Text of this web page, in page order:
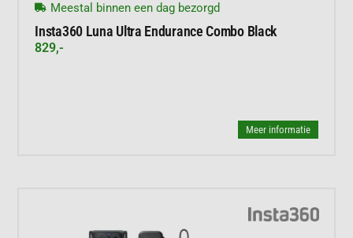
Meestal binnen een dag bezorgd
Insta360 Luna Ultra Endurance Combo Black
829,-
Meer informatie